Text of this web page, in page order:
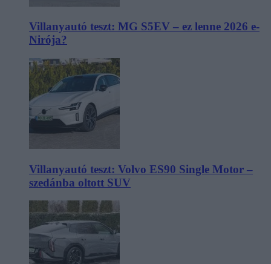
Villanyautó teszt: MG S5EV – ez lenne 2026 e-
Nirója?
Villanyautó teszt: Volvo ES90 Single Motor –
szedánba oltott SUV